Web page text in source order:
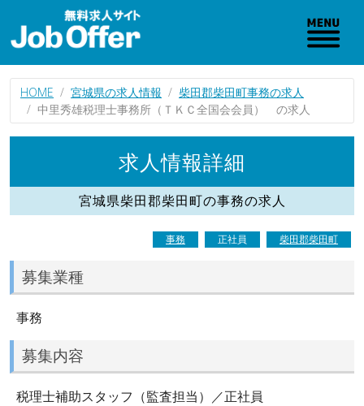
HOME 宮城県の求人情報
柴田郡柴田町事務の求人
中里秀雄税理士事務所（ＴＫＣ全国会会員） の求人
求人情報詳細
宮城県柴田郡柴田町の事務の求人
事務 正社員 柴田郡柴田町
募集業種
事務
募集内容
税理士補助スタッフ（監査担当）／正社員